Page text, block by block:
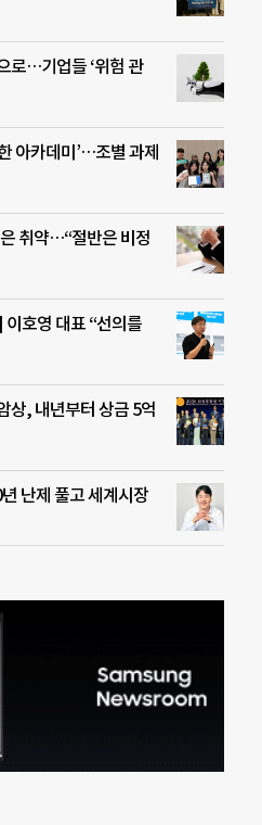
로…기업들 ‘위험 관
아카데미’…조별 과제
취약…“절반은 비정
호영 대표 “선의를
상, 내년부터 상금 5억
난제 풀고 세계시장